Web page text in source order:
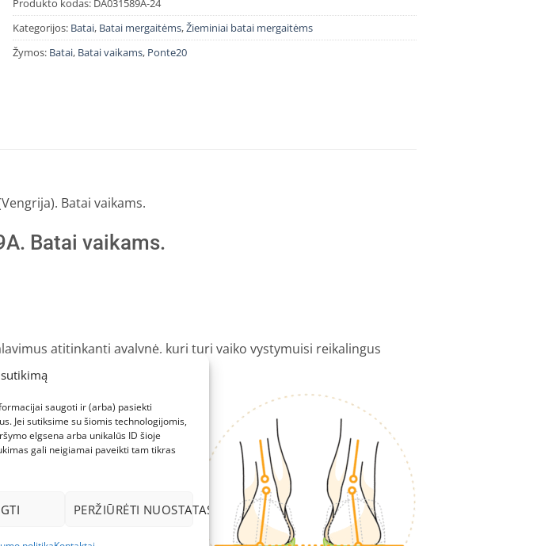
saugoti ir (arba) pasiekti
Jei sutiksime su šiomis technologijomis,
elgsena arba unikalūs ID šioje
gali neigiamai paveikti tam tikras
PERŽIŪRĖTI NUOSTATAS
Produkto kodas: DA031589A-24
Kategorijos: Batai, Batai mergaitėms,Žieminiai batai mergaitėms
Žymos: Batai, Batai vaikams, Ponte20
Batai vaikams.
Batai vaikams.
atitinkanti avalynė, kuri turi vaiko vystymuisi reikalingus
pakankamai lanksčios ir
susilenkia į vidų, palyginti
yra laikomas normaliu.
Pėdoms vis stiprėjant,
medialinis išilginis